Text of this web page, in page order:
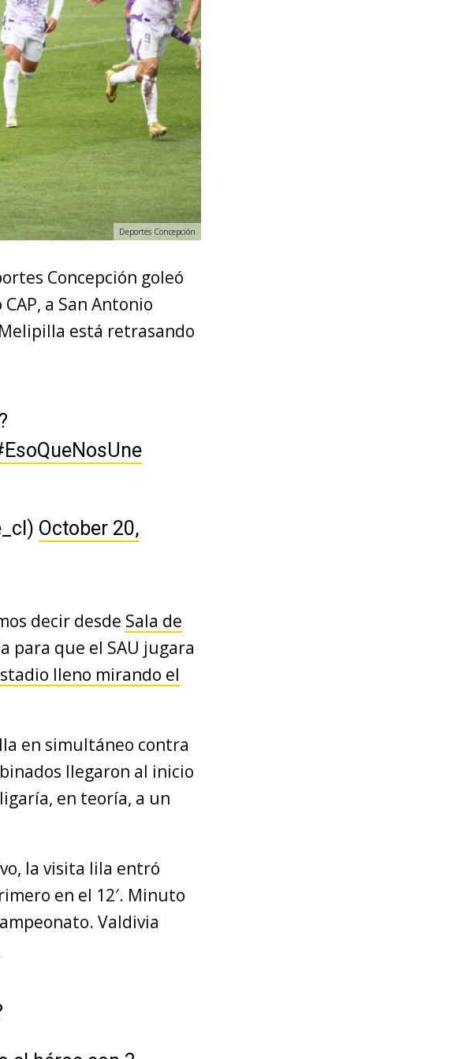
Deportes Concepción
Concepción goleó
a San Antonio
está retrasando
October 20,
decir desde Sala de
para que el SAU jugara
lleno mirando el
en simultáneo contra
llegaron al inicio
en teoría, a un
la visita lila entró
en el 12′. Minuto
Valdivia